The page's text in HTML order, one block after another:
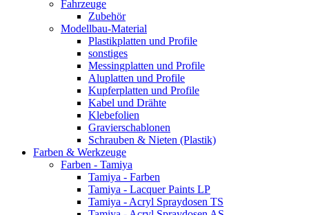
Fahrzeuge
Zubehör
Modellbau-Material
Plastikplatten und Profile
sonstiges
Messingplatten und Profile
Aluplatten und Profile
Kupferplatten und Profile
Kabel und Drähte
Klebefolien
Gravierschablonen
Schrauben & Nieten (Plastik)
Farben & Werkzeuge
Farben - Tamiya
Tamiya - Farben
Tamiya - Lacquer Paints LP
Tamiya - Acryl Spraydosen TS